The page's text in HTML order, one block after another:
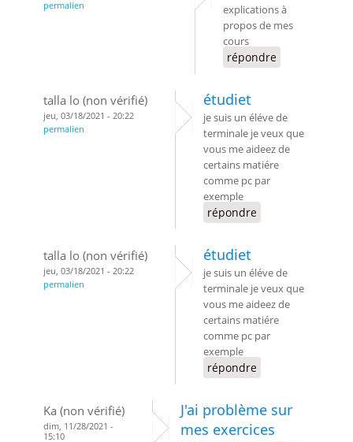
permalien
explications à
propos de mes
cours
répondre
talla lo (non vérifié)
jeu, 03/18/2021 - 20:22
permalien
étudiet
je suis un éléve de
terminale je veux que
vous me aideez de
certains matiére
comme pc par
exemple
répondre
talla lo (non vérifié)
jeu, 03/18/2021 - 20:22
permalien
étudiet
je suis un éléve de
terminale je veux que
vous me aideez de
certains matiére
comme pc par
exemple
répondre
Ka (non vérifié)
dim, 11/28/2021 -
15:10
J'ai problème sur
mes exercices